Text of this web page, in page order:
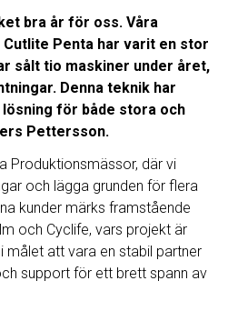
bra år för oss. Våra
Penta har varit en stor
sålt tio maskiner under året,
Denna teknik har
för både stora och
Pettersson.
Produktionsmässor, där vi
och lägga grunden för flera
kunder märks framstående
och Cyclife, vars projekt är
målet att vara en stabil partner
support för ett brett spann av